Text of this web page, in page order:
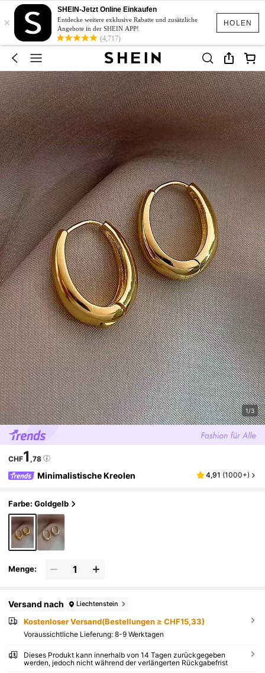
HOLEN
×
SHEIN-Jetzt Online Einkaufen
Entdecke weitere exklusive Rabatte und zusätzliche
Angebote in der SHEIN APP!
(4,717)
1/3
CHF1 ,78
Minimalistische Kreolen 4,91 (1000+)
Farbe: Goldgelb
Menge:
Versand nach Liechtenstein
Kostenloser Versand(Bestellungen ≥ CHF15,33)
Voraussichtliche Lieferung: 8-9 Werktagen
Dieses Produkt kann innerhalb von 14 Tagen zurückgegeben
werden, jedoch nicht während der verlängerten Rückgabefrist